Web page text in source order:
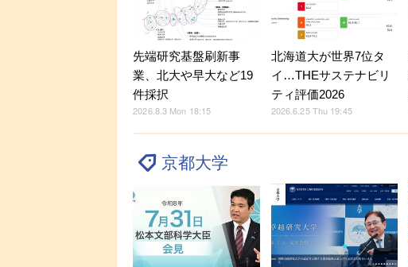
先端研究基盤刷新事
業、北大や早大など19
件採択
2026.8.3 Mon 18:15
北海道大が世界7位タ
イ…THEサステナビリ
ティ評価2026
2026.6.25 Thu 19:45
京都大学